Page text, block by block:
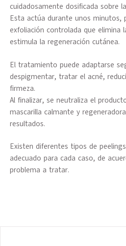
cuidadosamente dosificada sobre
Esta actúa durante unos minutos,
exfoliación controlada que elimina
estimula la regeneración cutánea.
El tratamiento puede adaptarse
despigmentar, tratar el acné,
firmeza.
Al finalizar, se neutraliza el
mascarilla calmante y
resultados.
Existen diferentes tipos de peelings
adecuado para cada caso, de
problema a tratar.